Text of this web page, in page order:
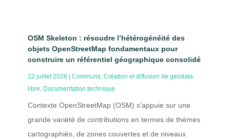
OSM Skeleton : résoudre l’hétérogénéité des
objets OpenStreetMap fondamentaux pour
construire un référentiel géographique consolidé
22 juillet 2026 Communs, Création et diffusion de geodata
libre, Documentation technique
Contexte OpenStreetMap (OSM) s’appuie sur une
grande variété de contributions en termes de thèmes
cartographiés, de zones couvertes et de niveaux